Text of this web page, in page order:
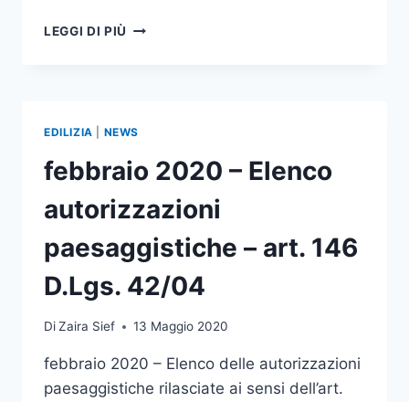
LEGGI DI PIÙ MARZO
ART.
146
42/04
EDILIZIA NEWS
febbraio 2020 – Elenco
autorizzazioni
paesaggistiche – art. 146
D.Lgs. 42/04
DiZaira Sief 13 Maggio 2020
febbraio 2020 – Elenco delle autorizzazioni
paesaggistiche rilasciate ai sensi dell’art.